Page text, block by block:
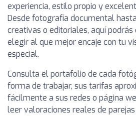
experiencia, estilo propio y
Desde fotografía documental
creativas o editoriales, aquí
elegir al que mejor encaje con tu
especial.
Consulta el portafolio de cada
forma de trabajar, sus tarifas
fácilmente a sus redes o página
leer valoraciones reales de